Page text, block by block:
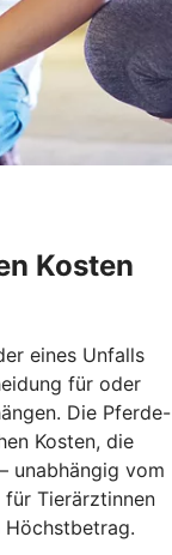
Kosten
eines Unfalls
für oder
Die Pferde-
Kosten, die
unabhängig vom
für Tierärztinnen
Höchstbetrag.